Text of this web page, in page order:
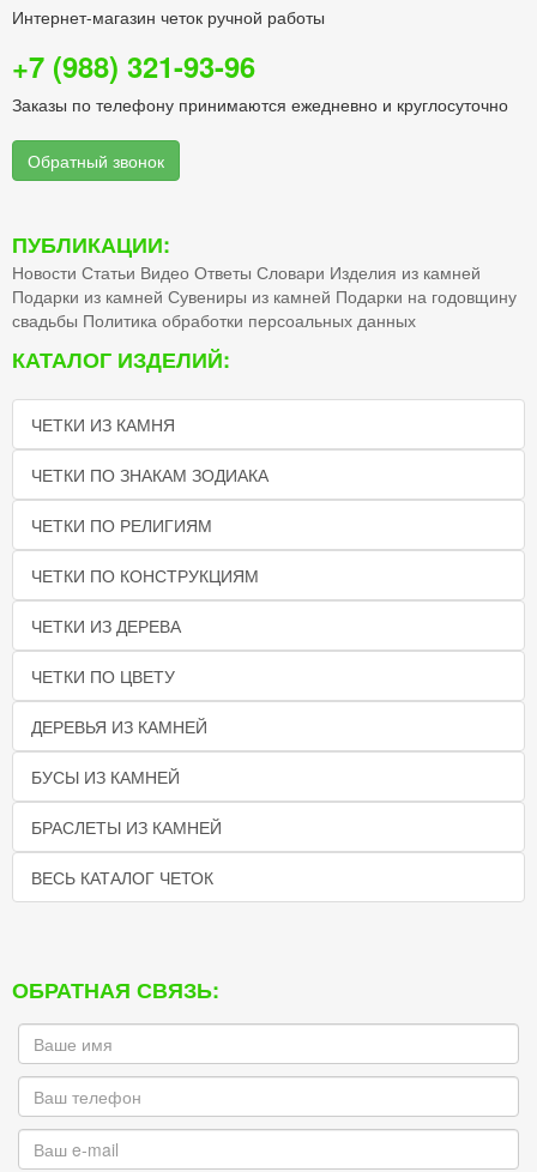
Интернет-магазин четок ручной работы
+7 (988) 321-93-96
Заказы по телефону принимаются ежедневно и круглосуточно
Обратный звонок
ПУБЛИКАЦИИ:
Новости Статьи Видео Ответы Словари Изделия из камней
Подарки из камней Сувениры из камней Подарки на годовщину
свадьбы Политика обработки персоальных данных
КАТАЛОГ ИЗДЕЛИЙ:
ЧЕТКИ ИЗ КАМНЯ
ЧЕТКИ ПО ЗНАКАМ ЗОДИАКА
ЧЕТКИ ПО РЕЛИГИЯМ
ЧЕТКИ ПО КОНСТРУКЦИЯМ
ЧЕТКИ ИЗ ДЕРЕВА
ЧЕТКИ ПО ЦВЕТУ
ДЕРЕВЬЯ ИЗ КАМНЕЙ
БУСЫ ИЗ КАМНЕЙ
БРАСЛЕТЫ ИЗ КАМНЕЙ
ВЕСЬ КАТАЛОГ ЧЕТОК
ОБРАТНАЯ СВЯЗЬ: